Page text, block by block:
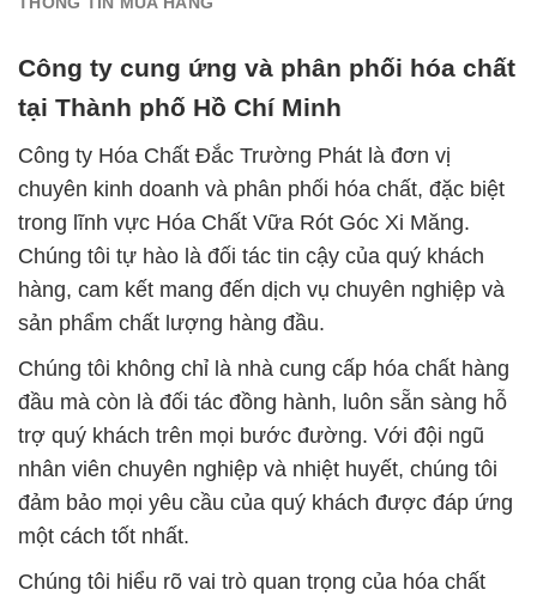
Công ty cung ứng và phân phối hóa chất
tại Thành phố Hồ Chí Minh
Công ty Hóa Chất Đắc Trường Phát là đơn vị
chuyên kinh doanh và phân phối hóa chất, đặc biệt
trong lĩnh vực Hóa Chất Vữa Rót Góc Xi Măng.
Chúng tôi tự hào là đối tác tin cậy của quý khách
hàng, cam kết mang đến dịch vụ chuyên nghiệp và
sản phẩm chất lượng hàng đầu.
Chúng tôi không chỉ là nhà cung cấp hóa chất hàng
đầu mà còn là đối tác đồng hành, luôn sẵn sàng hỗ
trợ quý khách trên mọi bước đường. Với đội ngũ
nhân viên chuyên nghiệp và nhiệt huyết, chúng tôi
đảm bảo mọi yêu cầu của quý khách được đáp ứng
một cách tốt nhất.
Chúng tôi hiểu rõ vai trò quan trọng của hóa chất